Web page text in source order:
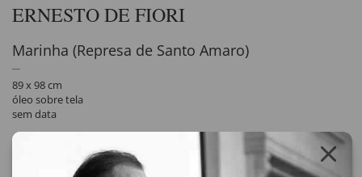
ERNESTO DE FIORI
Marinha (Represa de Santo Amaro)
89 x 98 cm
óleo sobre tela
sem data
Compartilhar